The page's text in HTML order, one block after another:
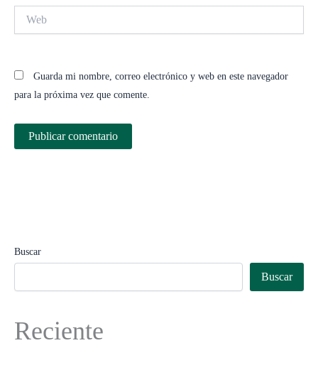
Guarda mi nombre, correo electrónico y web en este navegador
para la próxima vez que comente.
Buscar
Buscar
Reciente